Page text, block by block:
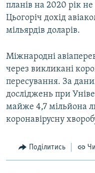
планів на 2020 рік
Цьогоріч дохід
мільярдів доларів.
Міжнародні
через викликані
пересування. За
досліджень при
майже 4,7 мільйона
коронавірусну
Поділитись